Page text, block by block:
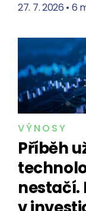
27. 7. 2026 • 6
VÝNOSY
Příběh
nestačí.